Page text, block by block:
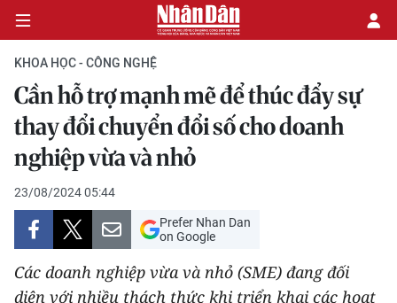
CHÍNH TRỊ
KINH TẾ
VĂN HÓA
XÃ HỘI
PHÁP LUẬT
KHOA HỌC - CÔNG NGHỆ
Cần hỗ trợ mạnh mẽ để thúc đẩy sự
thay đổi chuyển đổi số cho doanh
nghiệp vừa và nhỏ
23/08/2024 05:44
Prefer Nhan Dan
on Google
Các doanh nghiệp vừa và nhỏ (SME) đang đối
diện với nhiều thách thức khi triển khai các hoạt